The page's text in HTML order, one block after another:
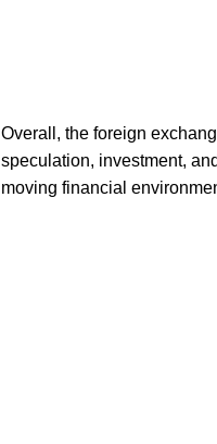
Overall, the foreign
speculation, investment,
moving financial